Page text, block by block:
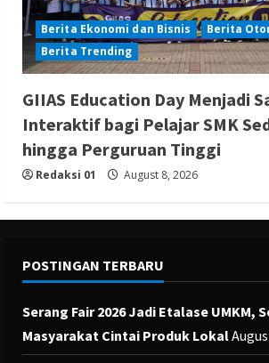
Berita Ekonomi dan Bisnis
Berita
Berita Trending
GIIAS Education Day Menjadi
Interaktif bagi Pelajar SMK
hingga Perguruan Tinggi
Redaksi 01 August 8, 2026
POSTINGAN TERBARU
Serang Fair 2026 Jadi Etalase UMKM,
Masyarakat Cintai Produk Lokal